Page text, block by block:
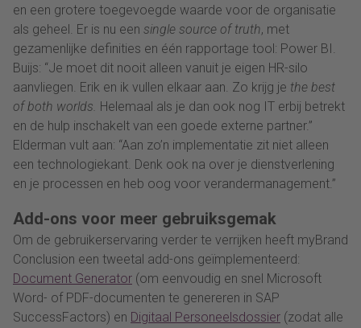
en een grotere toegevoegde waarde voor de organisatie
als geheel. Er is nu een single source of truth, met
gezamenlijke definities en één rapportage tool: Power BI.
Buijs: “Je moet dit nooit alleen vanuit je eigen HR-silo
aanvliegen. Erik en ik vullen elkaar aan. Zo krijg je the best
of both worlds. Helemaal als je dan ook nog IT erbij betrekt
en de hulp inschakelt van een goede externe partner.”
Elderman vult aan: “Aan zo’n implementatie zit niet alleen
een technologiekant. Denk ook na over je dienstverlening
en je processen en heb oog voor verandermanagement.”
Add-ons voor meer gebruiksgemak
Om de gebruikerservaring verder te verrijken heeft myBrand
Conclusion een tweetal add-ons geïmplementeerd:
Document Generator (om eenvoudig en snel Microsoft
Word- of PDF-documenten te genereren in SAP
SuccessFactors) en Digitaal Personeelsdossier (zodat alle